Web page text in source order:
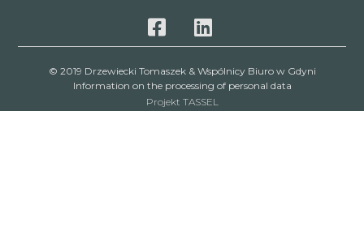
© 2019 Drzewiecki Tomaszek & Wspólnicy Biuro w Gdyni
Information on the processing of personal data
Projekt TASSEL